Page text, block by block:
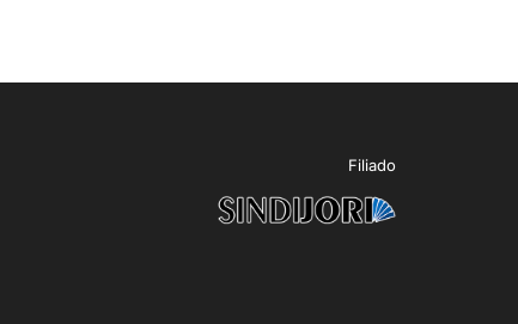
Filiado